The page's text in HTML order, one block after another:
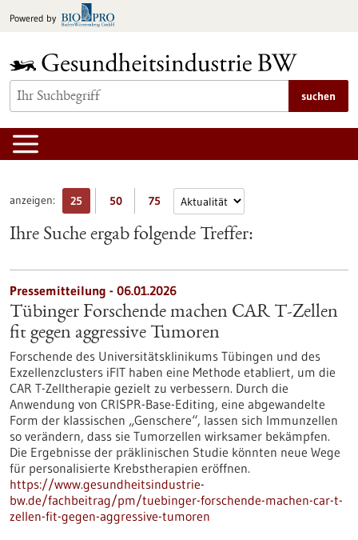
Inhalt
Powered by
suchen
anzeigen: 25 50 75
Ihre Suche ergab folgende Treffer:
Pressemitteilung - 06.01.2026
Tübinger Forschende machen CAR T-Zellen
fit gegen aggressive Tumoren
Forschende des Universitätsklinikums Tübingen und des
Exzellenzclusters iFIT haben eine Methode etabliert, um die
CAR T-Zelltherapie gezielt zu verbessern. Durch die
Anwendung von CRISPR-Base-Editing, eine abgewandelte
Form der klassischen „Genschere“, lassen sich Immunzellen
so verändern, dass sie Tumorzellen wirksamer bekämpfen.
Die Ergebnisse der präklinischen Studie könnten neue Wege
für personalisierte Krebstherapien eröffnen.
https://www.gesundheitsindustrie-
bw.de/fachbeitrag/pm/tuebinger-forschende-machen-car-t-
zellen-fit-gegen-aggressive-tumoren